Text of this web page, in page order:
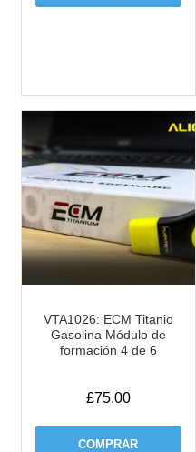
VTA1026: ECM Titanio
Gasolina Módulo de
formación 4 de 6
£75.00
COMPRAR